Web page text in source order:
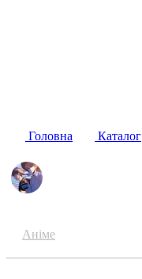
Головна Каталог
Аніме